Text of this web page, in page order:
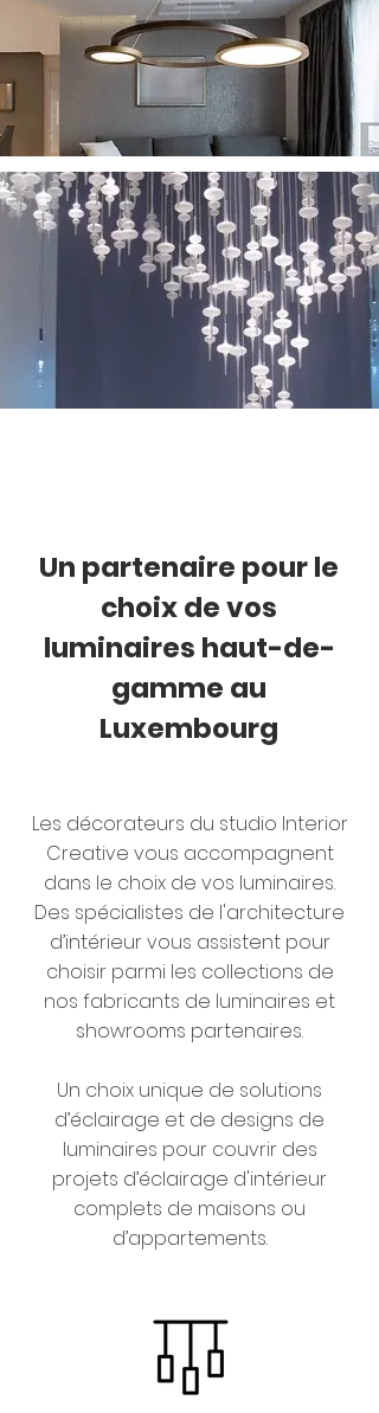
Un partenaire pour le
choix de vos
luminaires haut-de-
gamme au
Luxembourg
Les décorateurs du studio Interior
Creative vous accompagnent
dans le choix de vos luminaires.
Des spécialistes de l'architecture
d’intérieur vous assistent pour
choisir parmi les collections de
nos fabricants de luminaires et
showrooms partenaires.
Un choix unique de solutions
d’éclairage et de designs de
luminaires pour couvrir des
projets d’éclairage d'intérieur
complets de maisons ou
d’appartements.